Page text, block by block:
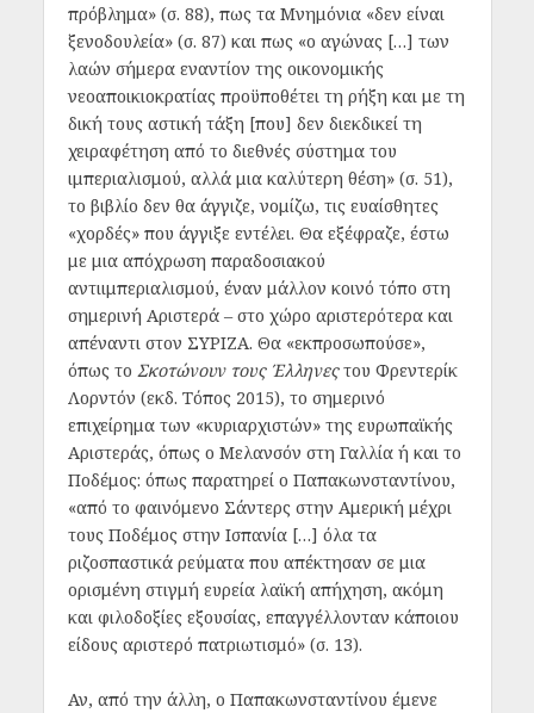
πρόβλημα» (σ. 88), πως τα Μνημόνια «δεν είναι
ξενοδουλεία» (σ. 87) και πως «ο αγώνας […] των
λαών σήμερα εναντίον της οικονομικής
νεοαποικιοκρατίας προϋποθέτει τη ρήξη και με τη
δική τους αστική τάξη [που] δεν διεκδικεί τη
χειραφέτηση από το διεθνές σύστημα του
ιμπεριαλισμού, αλλά μια καλύτερη θέση» (σ. 51),
το βιβλίο δεν θα άγγιζε, νομίζω, τις ευαίσθητες
«χορδές» που άγγιξε εντέλει. Θα εξέφραζε, έστω
με μια απόχρωση παραδοσιακού
αντιιμπεριαλισμού, έναν μάλλον κοινό τόπο στη
σημερινή Αριστερά – στο χώρο αριστερότερα και
απέναντι στον ΣΥΡΙΖΑ. Θα «εκπροσωπούσε»,
όπως το Σκοτώνουν τους Έλληνεςτου Φρεντερίκ
Λορντόν (εκδ. Τόπος 2015), το σημερινό
επιχείρημα των «κυριαρχιστών» της ευρωπαϊκής
Αριστεράς, όπως ο Μελανσόν στη Γαλλία ή και το
Ποδέμος: όπως παρατηρεί ο Παπακωνσταντίνου,
«από το φαινόμενο Σάντερς στην Αμερική μέχρι
τους Ποδέμος στην Ισπανία […] όλα τα
ριζοσπαστικά ρεύματα που απέκτησαν σε μια
ορισμένη στιγμή ευρεία λαϊκή απήχηση, ακόμη
και φιλοδοξίες εξουσίας, επαγγέλλονταν κάποιου
είδους αριστερό πατριωτισμό» (σ. 13).
Αν, από την άλλη, ο Παπακωνσταντίνου έμενε